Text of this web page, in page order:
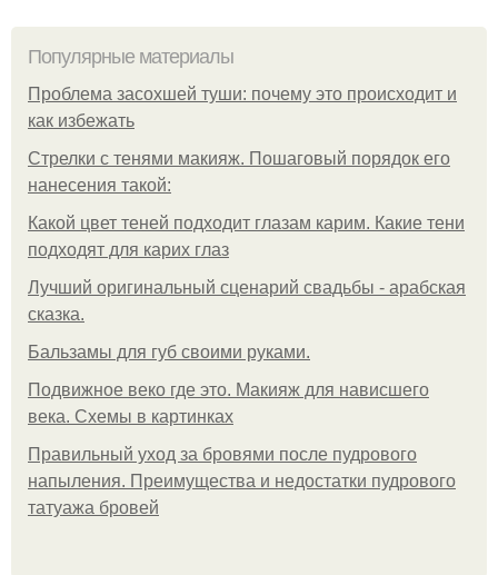
Популярные материалы
Проблема засохшей туши: почему это происходит и
как избежать
Стрелки с тенями макияж. Пошаговый порядок его
нанесения такой:
Какой цвет теней подходит глазам карим. Какие тени
подходят для карих глаз
Лучший оригинальный сценарий свадьбы - арабская
сказка.
Бальзамы для губ своими руками.
Подвижное веко где это. Макияж для нависшего
века. Схемы в картинках
Правильный уход за бровями после пудрового
напыления. Преимущества и недостатки пудрового
татуажа бровей